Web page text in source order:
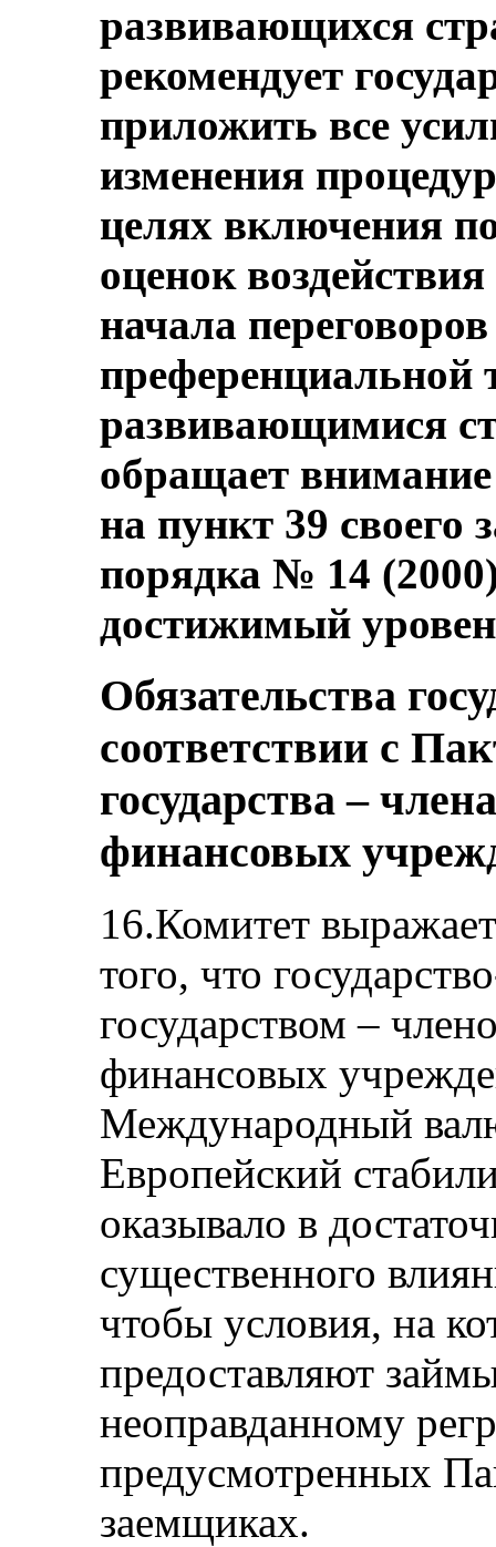
развивающихся
рекомендует
приложить все
изменения
целях включения
оценок
начала
преференциальной
развивающимися
обращает внимание
на пункт 39 своего
порядка № 14
достижимый
Обязательства
соответствии с
государства –
финансовых
16.Комитет
того, что
государством –
финансовых
Международный
Европейский
оказывало в
существенного
чтобы условия, на
предоставляют
неоправданному
предусмотренных
заемщиках.